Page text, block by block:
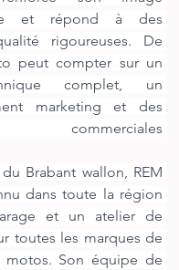
et répond à des
rigoureuses. De
peut compter sur un
complet, un
marketing et des
commerciales
Brabant wallon, REM
dans toute la région
et un atelier de
toutes les marques de
Son équipe de